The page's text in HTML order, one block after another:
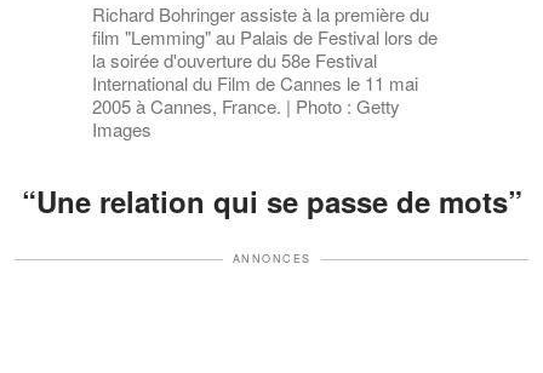
Richard Bohringer assiste à la première du
film "Lemming" au Palais de Festival lors de
la soirée d'ouverture du 58e Festival
International du Film de Cannes le 11 mai
2005 à Cannes, France. | Photo : Getty
Images
“Une relation qui se passe de mots”
ANNONCES